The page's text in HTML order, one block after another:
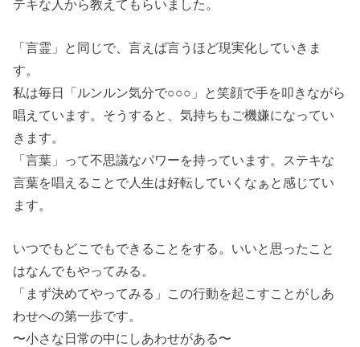
テキな人から教えてもらいました。
「言霊」と同じで、言えば言うほど現実化していきま
す。
私は毎日「ルンルン気分で○○○」と笑顔で手を叩きながら
唱えています。そうすると、気持ちもご機嫌になってい
きます。
「言葉」って不思議なパワーを持っています。ステキな
言葉を唱えることで人生は好転していくなぁと感じてい
ます。
いつでもどこでもできることをする。いいと思ったこと
はなんでもやってみる。
「まず決めてやってみる」この行動を起こすことがしあ
わせへの第一歩です。
〜小さな日常の中にしあわせがある〜